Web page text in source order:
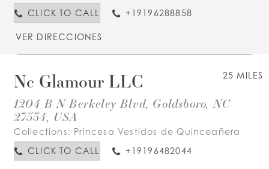
CLICK TO CALL
+19196288858
VER DIRECCIONES
25 MILES
Nc Glamour LLC
1204 B N Berkeley Blvd, Goldsboro, NC
27534, USA
Collections: Princesa Vestidos de Quinceañera
CLICK TO CALL
+19196482044